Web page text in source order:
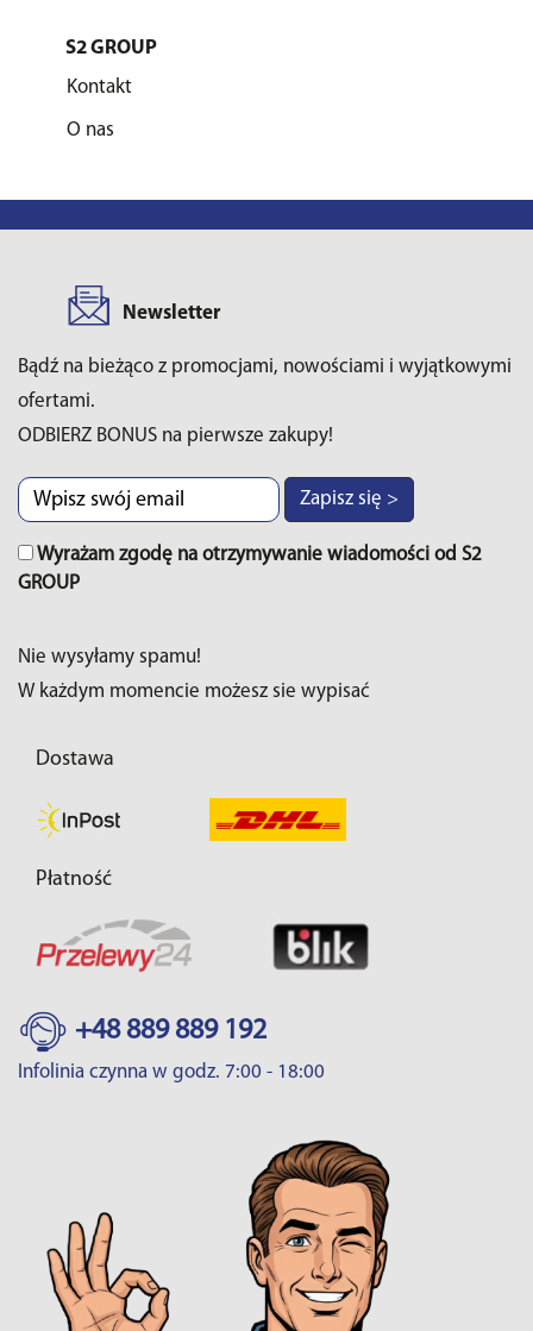
S2 GROUP
Kontakt
O nas
Newsletter
Bądź na bieżąco z promocjami, nowościami i wyjątkowymi
ofertami.
ODBIERZ BONUS na pierwsze zakupy!
Zapisz się >
Wyrażam zgodę na otrzymywanie wiadomości od S2
GROUP
Nie wysyłamy spamu!
W każdym momencie możesz sie wypisać
Dostawa
Płatność
+48 889 889 192
Infolinia czynna w godz. 7:00 - 18:00